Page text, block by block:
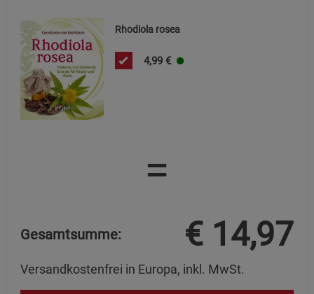
Rhodiola rosea
4,99 €
=
Gesamtsumme: € 14,97
Versandkostenfrei in Europa, inkl. MwSt.